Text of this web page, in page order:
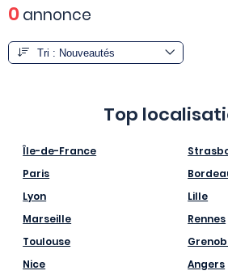
0annonce
Top
Île-de-France
Paris
Lyon
Marseille
Toulouse
Nice
Lille
Rennes
Angers